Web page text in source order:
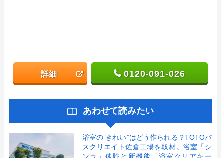
詳細 0120-091-026
あわせて読みたい
浴室の”きれい”はどう作られる？TOTOバ
スクリエイト佐倉工場を取材。浴室「シ
ンラ」体験と新機能「浴室クリアキー